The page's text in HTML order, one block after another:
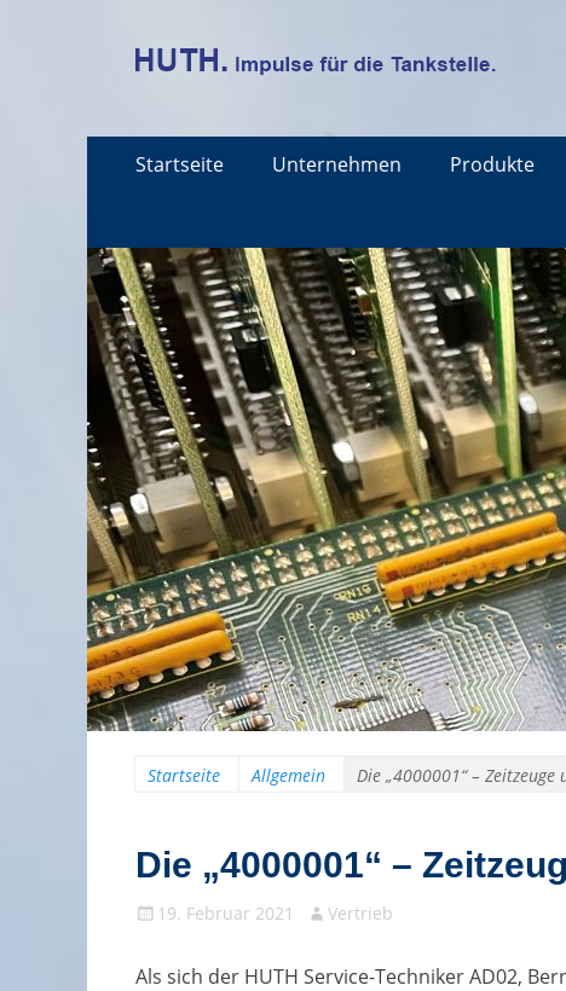
Menü
Inhalt:
Startseite Unternehmen Produkte
Startseite Allgemein Die „4000001“ –
Die „4000001“ –
Gepostet
19. Februar 2021 AutorVertrieb
Als sich der HUTH Service-Techniker AD02,